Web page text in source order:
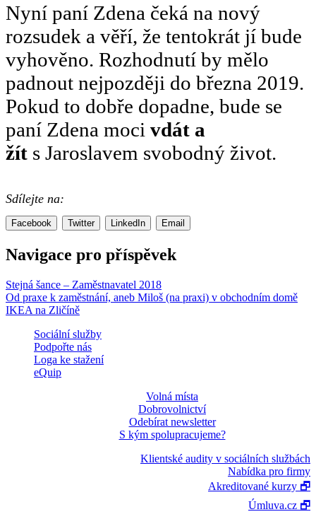
Nyní paní Zdena čeká na nový
rozsudek a věří, že tentokrát jí bude
vyhověno. Rozhodnutí by mělo
padnout nejpozději do března 2019.
Pokud to dobře dopadne, bude se
paní Zdena moci vdát a
žít s Jaroslavem svobodný život.
Sdílejte na:
Facebook Twitter LinkedIn Email
Navigace pro příspěvek
Stejná šance – Zaměstnavatel 2018
Od praxe k zaměstnání, aneb Miloš (na praxi) v obchodním domě
IKEA na Zličíně
Sociální služby
Podpořte nás
Loga ke stažení
eQuip
Volná místa
Dobrovolnictví
Odebírat newsletter
S kým spolupracujeme?
Klientské audity v sociálních službách
Nabídka pro firmy
Akreditované kurzy 🗗
Úmluva.cz 🗗